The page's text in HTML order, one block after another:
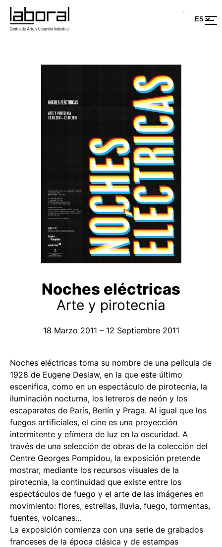
Noches eléctricas
Arte y pirotecnia
18 Marzo 2011 – 12 Septiembre 2011
Noches eléctricas toma su nombre de una película de
1928 de Eugene Deslaw, en la que este último
escenifica, como en un espectáculo de pirotecnia, la
iluminación nocturna, los letreros de neón y los
escaparates de París, Berlín y Praga. Al igual que los
fuegos artificiales, el cine es una proyección
intermitente y efímera de luz en la oscuridad. A
través de una selección de obras de la colección del
Centre Georges Pompidou, la exposición pretende
mostrar, mediante los recursos visuales de la
pirotecnia, la continuidad que existe entre los
espectáculos de fuego y el arte de las imágenes en
movimiento: flores, estrellas, lluvia, fuego, tormentas,
fuentes, volcanes…
La exposición comienza con una serie de grabados
franceses de la época clásica y de estampas